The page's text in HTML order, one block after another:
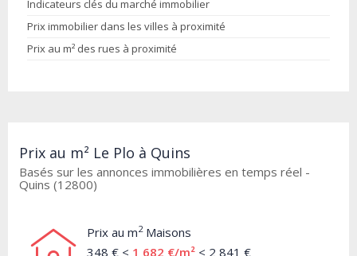
Indicateurs clés du marché immobilier
Prix immobilier dans les villes à proximité
Prix au m² des rues à proximité
Prix au m² Le Plo à Quins
Basés sur les annonces immobilières en temps réel -
Quins (12800)
Prix au m2Maisons
348 € < 1 682 €/m² < 2 841 €